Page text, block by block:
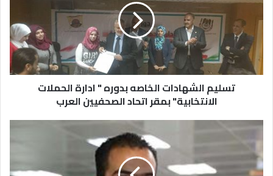
تسليم الشهادات الخاصه بدوره " ادارة الحملات
الانتخابية" بمقر اتحاد الصحفيين العرب